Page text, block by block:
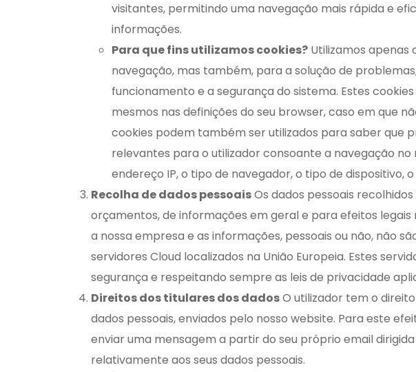
visitantes, permitindo uma navegação mais rápida e
informações.
Para que fins utilizamos cookies? Utilizamos
navegação, mas também, para a solução de
funcionamento e a segurança do sistema. Estes
mesmos nas definições do seu browser, caso em que
cookies podem também ser utilizados para saber que
relevantes para o utilizador consoante a navegação
endereço IP, o tipo de navegador, o tipo de dispositivo,
Recolha de dados pessoaisOs dados pessoais
orçamentos, de informações em geral e para efeitos
a nossa empresa e as informações, pessoais ou não, não
servidores Cloud localizados na União Europeia. Estes
segurança e respeitando sempre as leis de privacidade
Direitos dos titulares dos dadosO utilizador tem o
dados pessoais, enviados pelo nosso website. Para este
enviar uma mensagem a partir do seu próprio email
relativamente aos seus dados pessoais.